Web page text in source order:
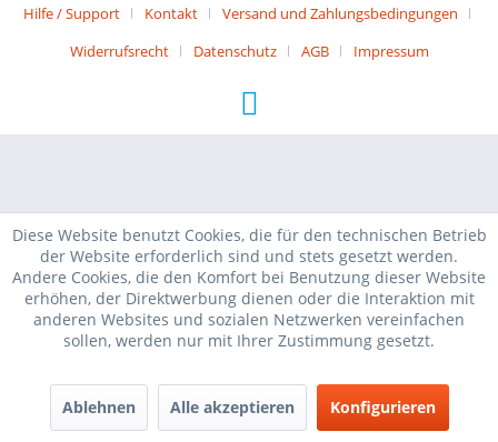
Hilfe / Support Kontakt
Versand und Zahlungsbedingungen
Widerrufsrecht
Datenschutz AGB Impressum
Diese Website benutzt Cookies, die für den technischen Betrieb
der Website erforderlich sind und stets gesetzt werden.
Andere Cookies, die den Komfort bei Benutzung dieser Website
erhöhen, der Direktwerbung dienen oder die Interaktion mit
anderen Websites und sozialen Netzwerken vereinfachen
sollen, werden nur mit Ihrer Zustimmung gesetzt.
Ablehnen Alle akzeptieren Konfigurieren